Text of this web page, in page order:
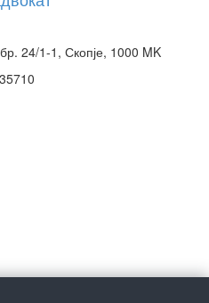
24/1-1, Скопје, 1000 MK